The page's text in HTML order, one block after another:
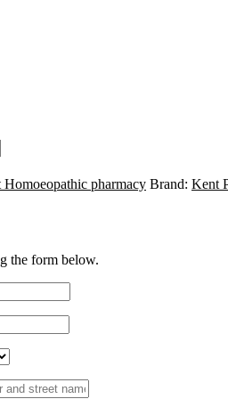
Homoeopathic pharmacy Brand: Kent
the form below.